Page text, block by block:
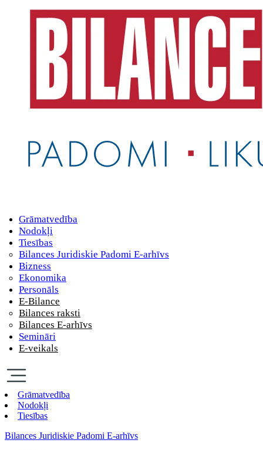
Grāmatvedība
Nodokļi
Tiesības
Bilances Juridiskie Padomi E-arhīvs
Bizness
Ekonomika
Personāls
E-Bilance
Bilances raksti
Bilances E-arhīvs
Semināri
E-veikals
Grāmatvedība
Nodokļi
Tiesības
Bilances Juridiskie Padomi E-arhīvs